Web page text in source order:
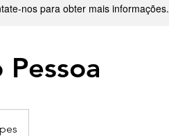
nos para obter mais informações.